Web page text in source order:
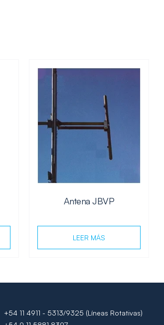
Antena JBVP
LEER MÁS
+54 11 4911 - 5313/9325 (Líneas Rotativas)